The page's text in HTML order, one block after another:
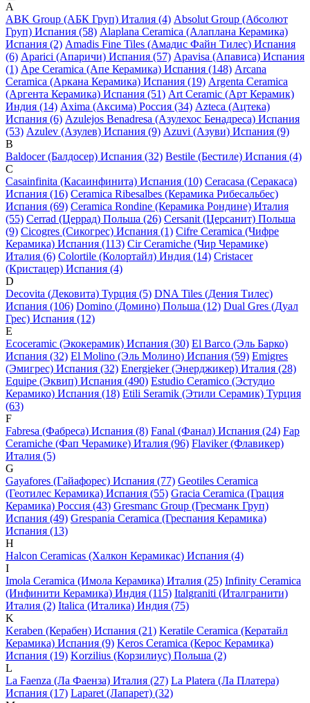
A
ABK Group (АБК Груп) Италия (4) Absolut Group (Абсолют
Груп) Испания (58) Alaplana Ceramica (Алаплана Керамика)
Испания (2) Amadis Fine Tiles (Амадис Файн Тилес) Испания
(6) Aparici (Апаричи) Испания (57) Apavisa (Апависа) Испания
(1) Ape Ceramica (Апе Керамика) Испания (148) Arcana
Ceramica (Аркана Керамика) Испания (19) Argenta Ceramica
(Аргента Керамика) Испания (51) Art Ceramic (Арт Керамик)
Индия (14) Axima (Аксима) Россия (34) Azteca (Ацтека)
Испания (6) Azulejos Benadresa (Азулехос Бенадреса) Испания
(53) Azulev (Азулев) Испания (9) Azuvi (Азуви) Испания (9)
B
Baldocer (Балдосер) Испания (32) Bestile (Бестиле) Испания (4)
C
Casainfinita (Касаинфинита) Испания (10) Ceracasa (Серакаса)
Испания (16) Ceramica Ribesalbes (Керамика Рибесальбес)
Испания (69) Ceramica Rondine (Керамика Рондине) Италия
(55) Cerrad (Церрад) Польша (26) Cersanit (Церсанит) Польша
(9) Cicogres (Сикогрес) Испания (1) Cifre Ceramica (Чифре
Керамика) Испания (113) Cir Ceramiche (Чир Черамике)
Италия (6) Colortile (Колортайл) Индия (14) Cristacer
(Кристацер) Испания (4)
D
Decovita (Дековита) Турция (5) DNA Tiles (Дения Тилес)
Испания (106) Domino (Домино) Польша (12) Dual Gres (Дуал
Грес) Испания (12)
E
Ecoceramic (Экокерамик) Испания (30) El Barco (Эль Барко)
Испания (32) El Molino (Эль Молино) Испания (59) Emigres
(Эмигрес) Испания (32) Energieker (Энерджикер) Италия (28)
Equipe (Эквип) Испания (490) Estudio Ceramico (Эстудио
Керамико) Испания (18) Etili Seramik (Этили Серамик) Турция
(63)
F
Fabresa (Фабреса) Испания (8) Fanal (Фанал) Испания (24) Fap
Ceramiche (Фап Черамике) Италия (96) Flaviker (Флавикер)
Италия (5)
G
Gayafores (Гайафорес) Испания (77) Geotiles Ceramica
(Геотилес Керамика) Испания (55) Gracia Ceramica (Грация
Керамика) Россия (43) Gresmanc Group (Гресманк Груп)
Испания (49) Grespania Ceramica (Греспания Керамика)
Испания (13)
H
Halcon Ceramicas (Халкон Керамикас) Испания (4)
I
Imola Ceramica (Имола Керамика) Италия (25) Infinity Ceramica
(Инфинити Керамика) Индия (115) Italgraniti (Италгранити)
Италия (2) Italica (Италика) Индия (75)
K
Keraben (Керабен) Испания (21) Keratile Ceramica (Кератайл
Керамика) Испания (9) Keros Ceramica (Керос Керамика)
Испания (19) Korzilius (Корзилиус) Польша (2)
L
La Faenza (Ла Фаенза) Италия (27) La Platera (Ла Платера)
Испания (17) Laparet (Лапарет) (32)